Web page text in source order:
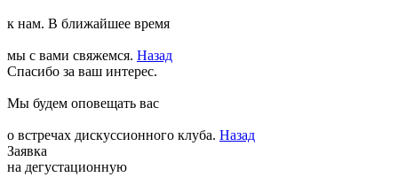
к нам. В ближайшее время
мы с вами свяжемся. Назад
Спасибо за ваш интерес.
Мы будем оповещать вас
о встречах дискуссионного клуба. Назад
Заявка
на дегустационную